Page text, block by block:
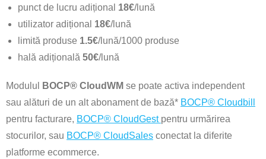
punct de lucru adițional 18€/lună
utilizator adițional 18€/lună
limită produse 1.5€/lună/1000 produse
hală adițională 50€/lună
Modulul BOCP® CloudWM se poate activa independent
sau alături de un alt abonament de bază* BOCP® Cloudbill
pentru facturare, BOCP® CloudGest pentru urmărirea
stocurilor, sau BOCP® CloudSales conectat la diferite
platforme ecommerce.